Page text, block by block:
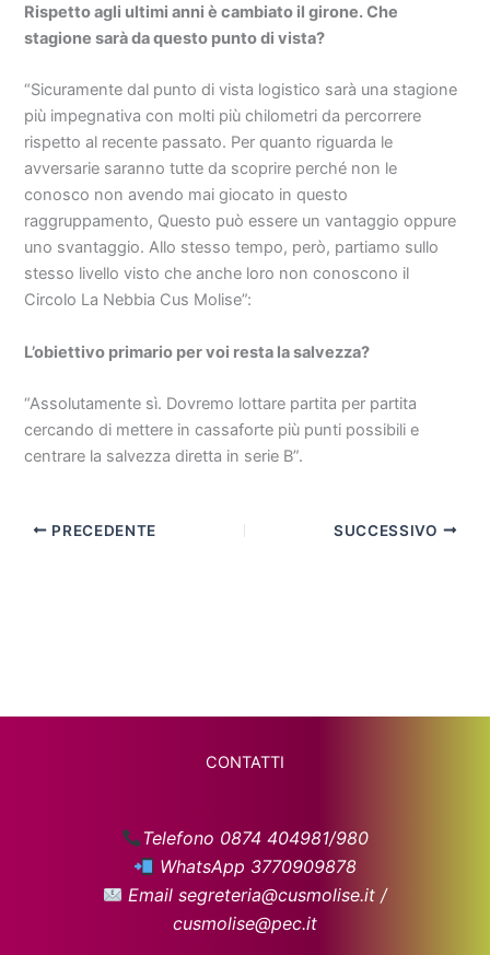
Rispetto agli ultimi anni è cambiato il girone. Che
stagione sarà da questo punto di vista?
“Sicuramente dal punto di vista logistico sarà una stagione
più impegnativa con molti più chilometri da percorrere
rispetto al recente passato. Per quanto riguarda le
avversarie saranno tutte da scoprire perché non le
conosco non avendo mai giocato in questo
raggruppamento, Questo può essere un vantaggio oppure
uno svantaggio. Allo stesso tempo, però, partiamo sullo
stesso livello visto che anche loro non conoscono il
Circolo La Nebbia Cus Molise”:
L’obiettivo primario per voi resta la salvezza?
“Assolutamente sì. Dovremo lottare partita per partita
cercando di mettere in cassaforte più punti possibili e
centrare la salvezza diretta in serie B”.
PRECEDENTE SUCCESSIVO
CONTATTI
Telefono 0874 404981/980
WhatsApp 3770909878
Email segreteria@cusmolise.it /
cusmolise@pec.it